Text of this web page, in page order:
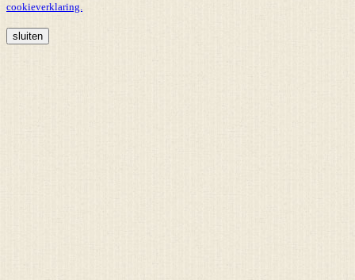
cookieverklaring.
sluiten